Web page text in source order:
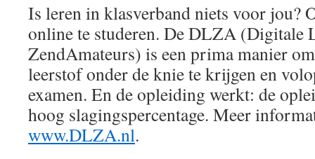
Is leren in klasverband niets voor jou?
online te studeren. De DLZA (Digitale
ZendAmateurs) is een prima manier
leerstof onder de knie te krijgen en
examen. En de opleiding werkt: de
hoog slagingspercentage. Meer
www.DLZA.nl.